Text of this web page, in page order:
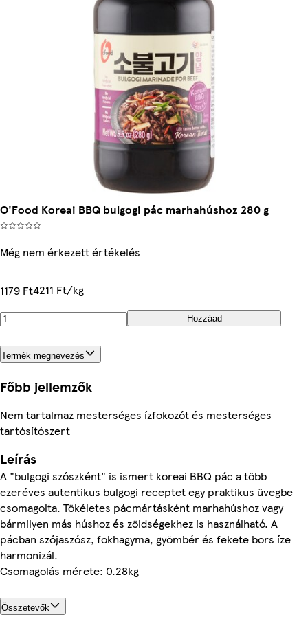
O'Food Koreai BBQ bulgogi pác marhahúshoz 280 g
Még nem érkezett értékelés
1179 Ft4211 Ft/kg
Hozzáad
Termék megnevezés
Főbb jellemzők
Nem tartalmaz mesterséges ízfokozót és mesterséges
tartósítószert
Leírás
A "bulgogi szószként" is ismert koreai BBQ pác a több
ezeréves autentikus bulgogi receptet egy praktikus üvegbe
csomagolta. Tökéletes pácmártásként marhahúshoz vagy
bármilyen más húshoz és zöldségekhez is használható. A
pácban szójaszósz, fokhagyma, gyömbér és fekete bors íze
harmonizál.
Csomagolás mérete: 0.28kg
Összetevők